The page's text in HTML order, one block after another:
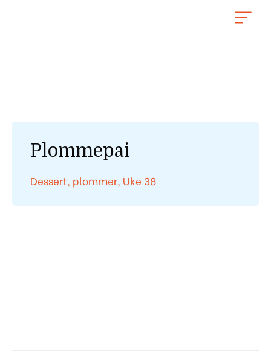
Plommepai
Dessert, plommer, Uke 38